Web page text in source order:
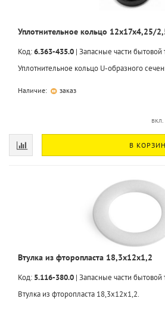
Уплотнительное кольцо 12x17x4,25/
Код:6.363-435.0 | Запасные части бытовой
Уплотнительное кольцо U-образного
Наличие: заказ
В
Втулка из фторопласта 18,3х12х1,2
Код: 5.116-380.0 | Запасные части бытовой
Втулка из фторопласта 18,3х12х1,2.